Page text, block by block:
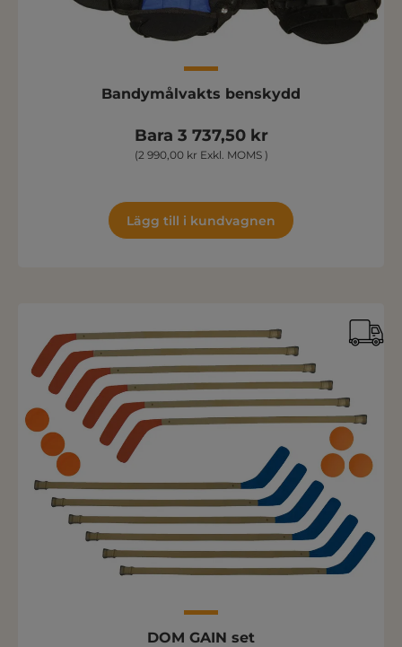
Bandymålvakts benskydd
Bara 3 737,50 kr
(2 990,00 kr Exkl. MOMS )
Lägg till i kundvagnen
DOM GAIN set